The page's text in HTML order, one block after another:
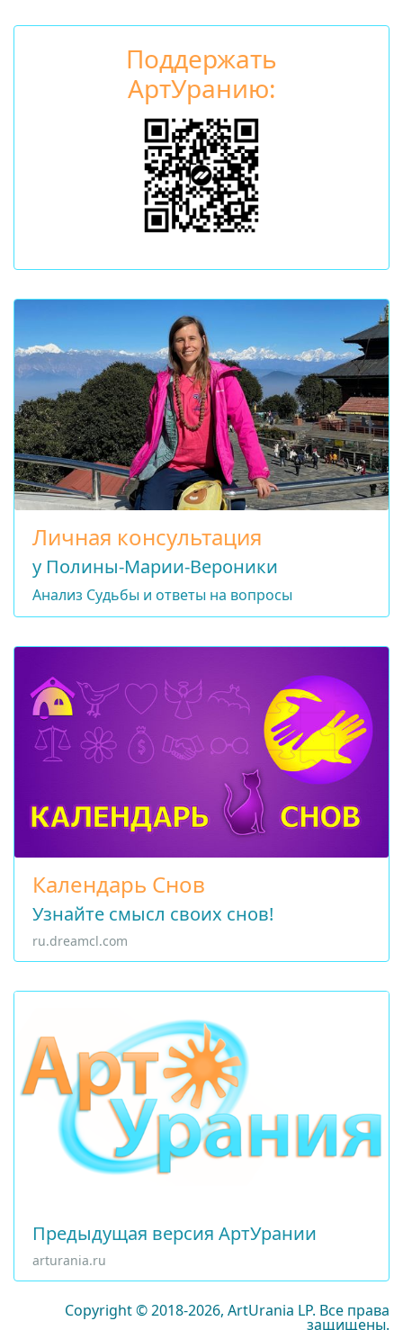
Поддержать
АртУранию:
Личная консультация
у Полины-Марии-Вероники
Анализ Судьбы и ответы на вопросы
Календарь Снов
Узнайте смысл своих снов!
ru.dreamcl.com
Предыдущая версия АртУрании
arturania.ru
Copyright © 2018-2026, ArtUrania LP. Все права
защищены.